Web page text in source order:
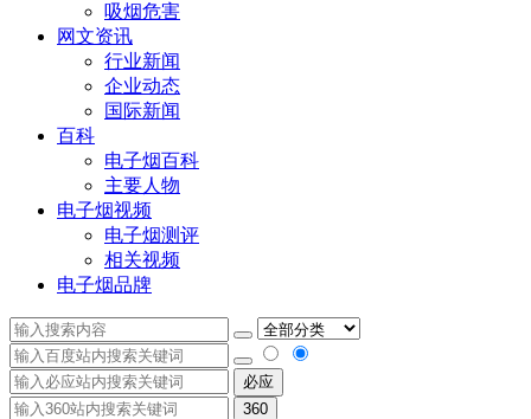
吸烟危害
网文资讯
行业新闻
企业动态
国际新闻
百科
电子烟百科
主要人物
电子烟视频
电子烟测评
相关视频
电子烟品牌
必应
360